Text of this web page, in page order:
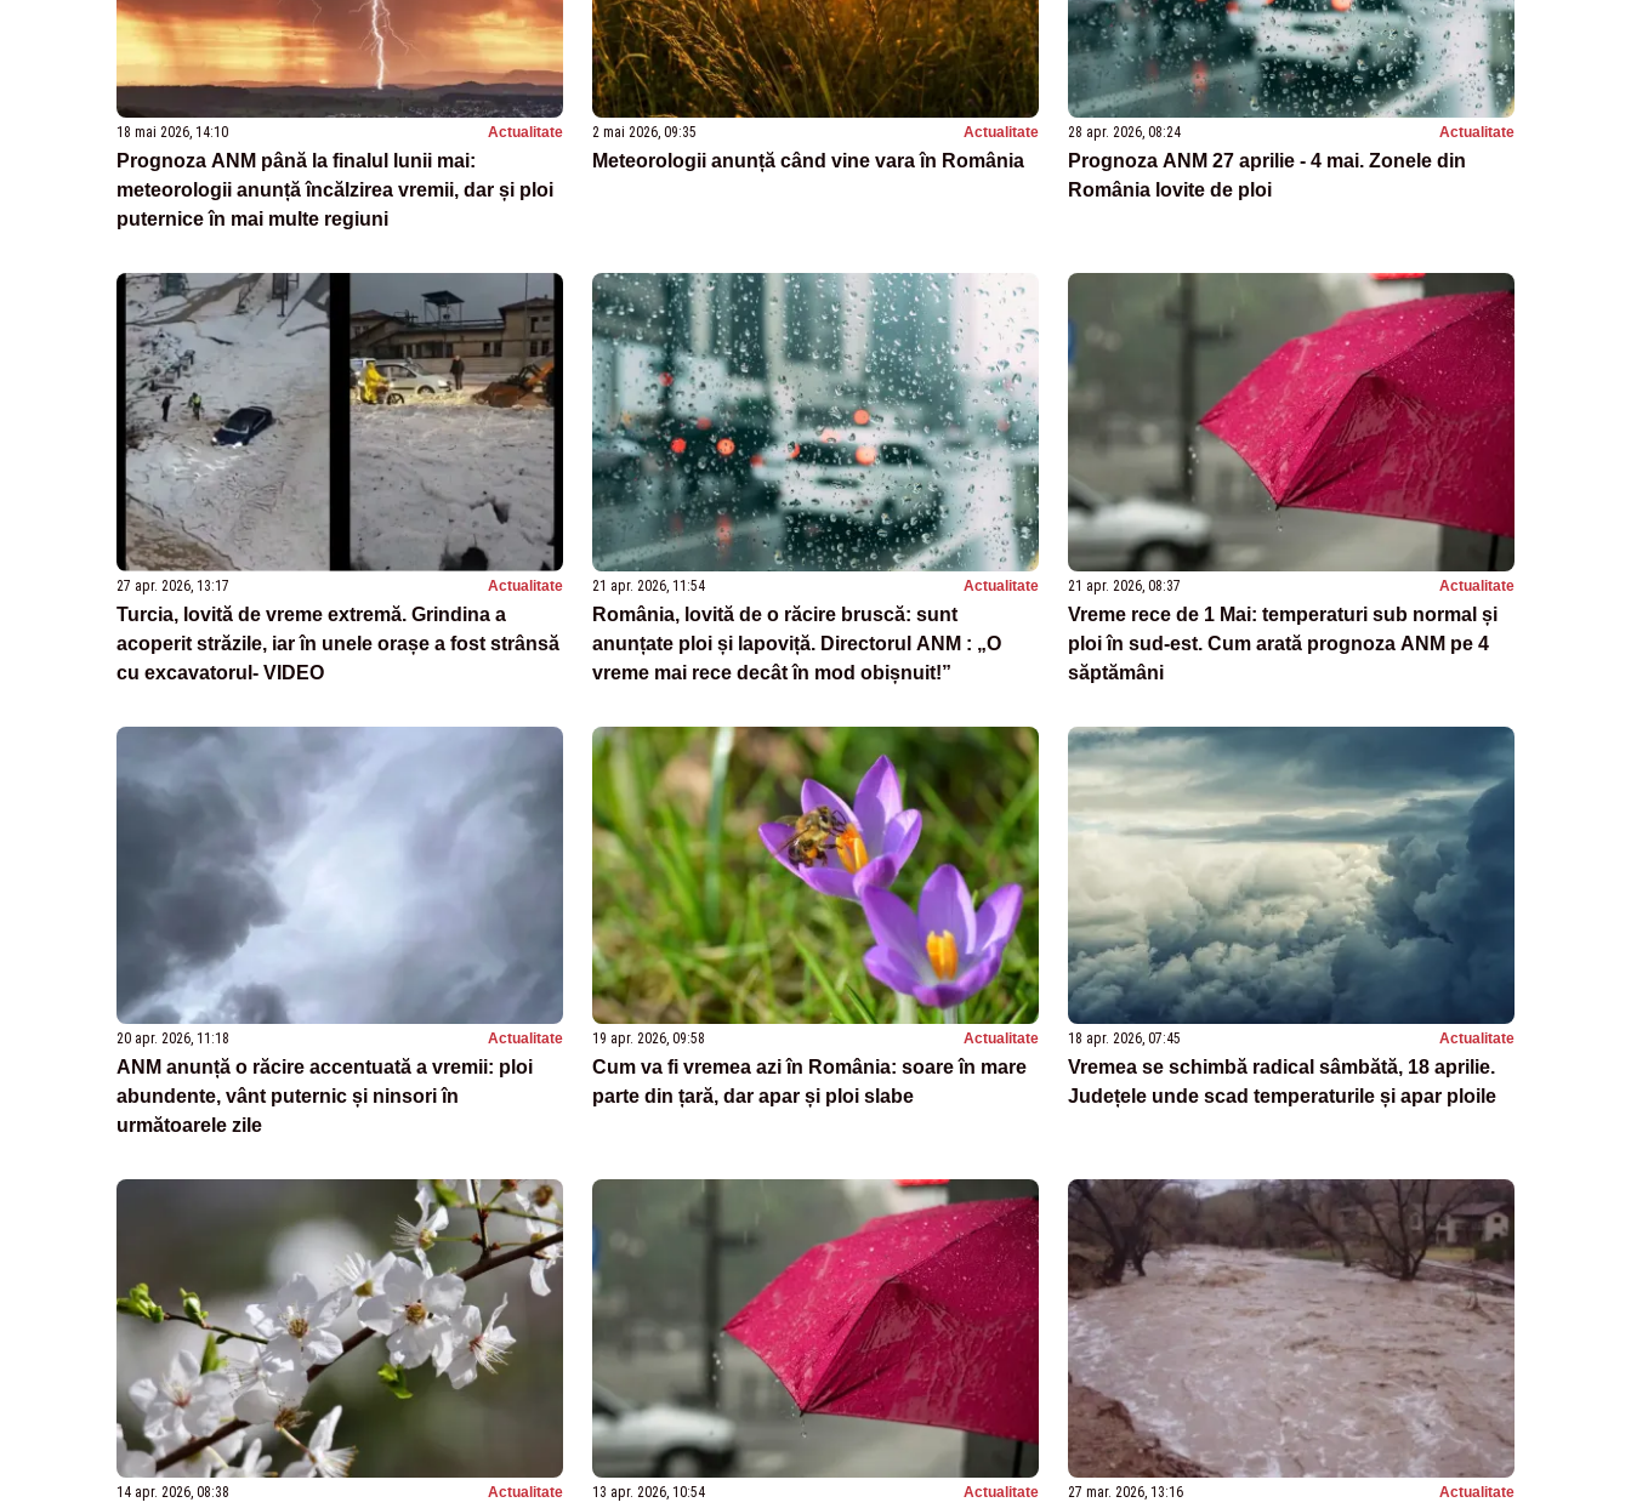
18 mai 2026, 14:10 Actualitate
Prognoza ANM până la finalul lunii mai:
meteorologii anunță încălzirea vremii, dar și ploi
puternice în mai multe regiuni
2 mai 2026, 09:35 Actualitate
Meteorologii anunță când vine vara în România
28 apr. 2026, 08:24 Actualitate
Prognoza ANM 27 aprilie - 4 mai. Zonele din
România lovite de ploi
27 apr. 2026, 13:17 Actualitate
Turcia, lovită de vreme extremă. Grindina a
acoperit străzile, iar în unele orașe a fost strânsă
cu excavatorul- VIDEO
21 apr. 2026, 11:54 Actualitate
România, lovită de o răcire bruscă: sunt
anunțate ploi și lapoviță. Directorul ANM : „O
vreme mai rece decât în mod obișnuit!”
21 apr. 2026, 08:37 Actualitate
Vreme rece de 1 Mai: temperaturi sub normal și
ploi în sud-est. Cum arată prognoza ANM pe 4
săptămâni
20 apr. 2026, 11:18 Actualitate
ANM anunță o răcire accentuată a vremii: ploi
abundente, vânt puternic și ninsori în
următoarele zile
19 apr. 2026, 09:58 Actualitate
Cum va fi vremea azi în România: soare în mare
parte din țară, dar apar și ploi slabe
18 apr. 2026, 07:45 Actualitate
Vremea se schimbă radical sâmbătă, 18 aprilie.
Județele unde scad temperaturile și apar ploile
14 apr. 2026, 08:38 Actualitate 13 apr. 2026, 10:54 Actualitate 27 mar. 2026, 13:16 Actualitate